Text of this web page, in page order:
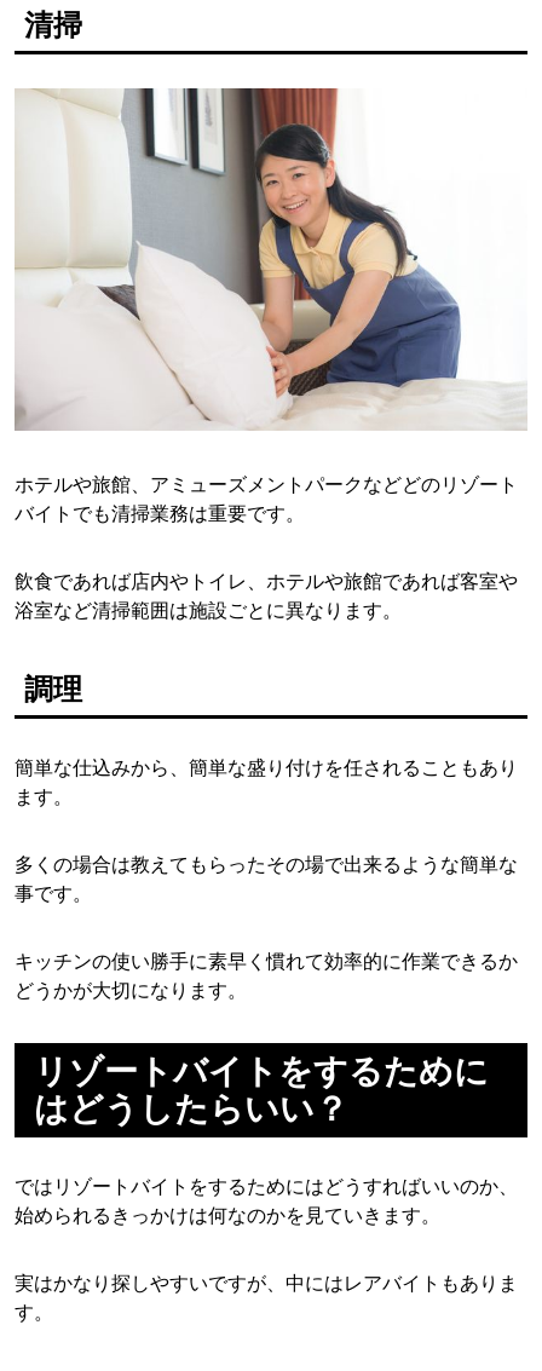
清掃
ホテルや旅館、アミューズメントパークなどどのリゾート
バイトでも清掃業務は重要です。
飲食であれば店内やトイレ、ホテルや旅館であれば客室や
浴室など清掃範囲は施設ごとに異なります。
調理
簡単な仕込みから、簡単な盛り付けを任されることもあり
ます。
多くの場合は教えてもらったその場で出来るような簡単な
事です。
キッチンの使い勝手に素早く慣れて効率的に作業できるか
どうかが大切になります。
リゾートバイトをするために
はどうしたらいい？
ではリゾートバイトをするためにはどうすればいいのか、
始められるきっかけは何なのかを見ていきます。
実はかなり探しやすいですが、中にはレアバイトもありま
す。